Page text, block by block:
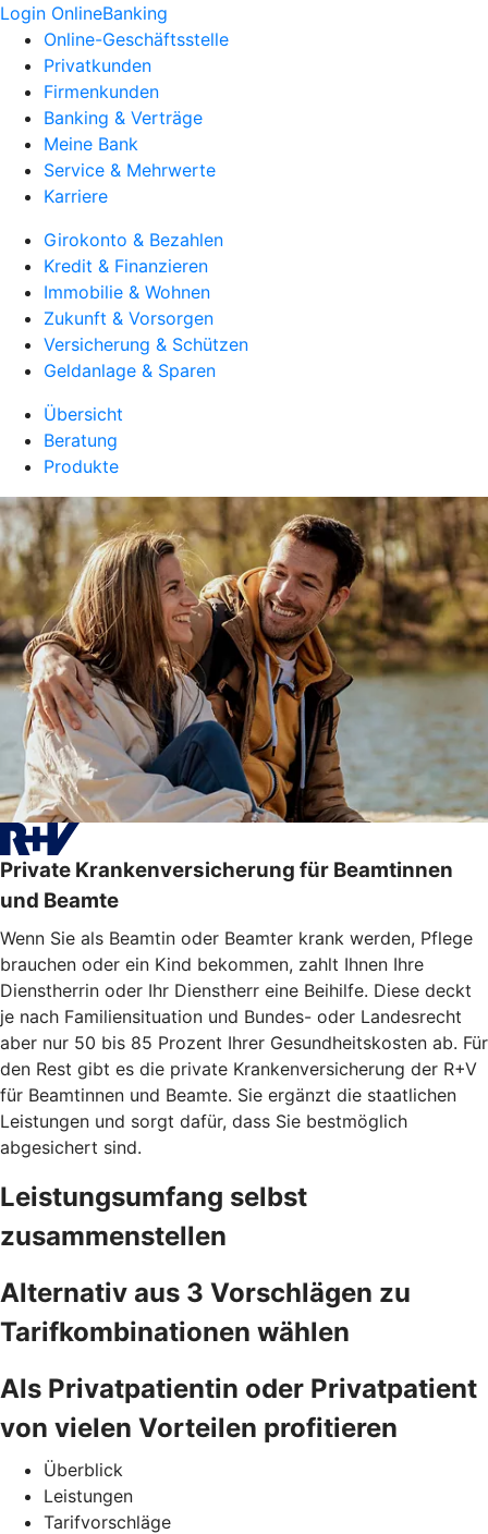
Login OnlineBanking
Online-Geschäftsstelle
Privatkunden
Firmenkunden
Banking & Verträge
Meine Bank
Service & Mehrwerte
Karriere
Girokonto & Bezahlen
Kredit & Finanzieren
Immobilie & Wohnen
Zukunft & Vorsorgen
Versicherung & Schützen
Geldanlage & Sparen
Übersicht
Beratung
Produkte
Private Krankenversicherung für Beamtinnen
und Beamte
Wenn Sie als Beamtin oder Beamter krank werden, Pflege
brauchen oder ein Kind bekommen, zahlt Ihnen Ihre
Dienstherrin oder Ihr Dienstherr eine Beihilfe. Diese deckt
je nach Familiensituation und Bundes- oder Landesrecht
aber nur 50 bis 85 Prozent Ihrer Gesundheitskosten ab. Für
den Rest gibt es die private Krankenversicherung der R+V
für Beamtinnen und Beamte. Sie ergänzt die staatlichen
Leistungen und sorgt dafür, dass Sie bestmöglich
abgesichert sind.
Leistungsumfang selbst
zusammenstellen
Alternativ aus 3 Vorschlägen zu
Tarifkombinationen wählen
Als Privatpatientin oder Privatpatient
von vielen Vorteilen profitieren
Überblick
Leistungen
Tarifvorschläge